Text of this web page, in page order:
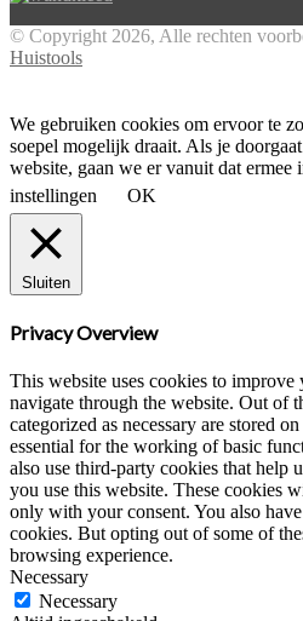
© Copyright 2026, Alle rechten
Huistools
top
button
We gebruiken cookies om ervoor te
soepel mogelijk draait. Als je
website, gaan we er vanuit dat ermee
instellingen
OK
Sluiten
Privacy Overview
This website uses cookies to
navigate through the website. Out of
categorized as necessary are stored
essential for the working of basic
also use third-party cookies that help
you use this website. These cookies
only with your consent. You also
cookies. But opting out of some of
browsing experience.
Necessary
Necessary